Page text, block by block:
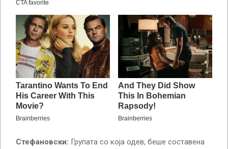
Стефановски: Групата со која одев, беше составена